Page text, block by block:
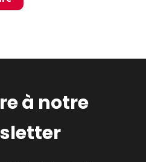
à notre